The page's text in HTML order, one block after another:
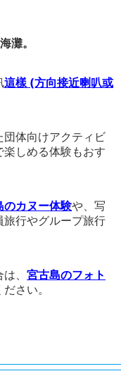
灘。
這樣 (方向接近喇叭或
団体向けアクティビ
しめる体験もおす
のカヌー体験や、写
旅行やグループ旅行
、 宮古島のフォト
さい。